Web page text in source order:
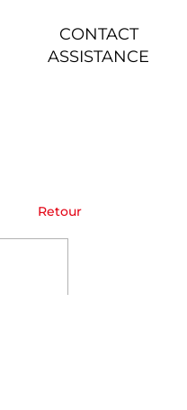
CONTACT
ASSISTANCE
Retour